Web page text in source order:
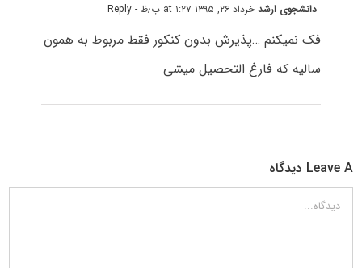
دانشجوی ارشدخرداد ۲۶, ۱۳۹۵ at ۱:۲۷ ب٫ظ - Reply
فک نمیکنم …پذیرش بدون کنکور فقط مربوط به همون
سالیه که فارغ التحصیل میشی
Leave A دیدگاه
دیدگاه